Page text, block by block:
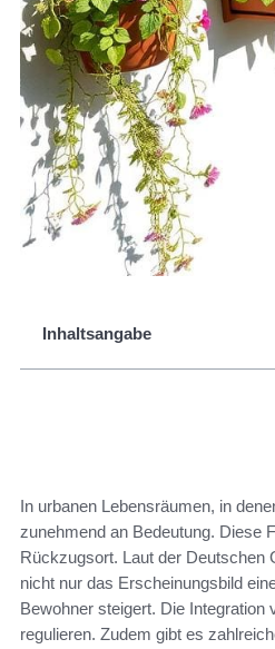
Inhaltsangabe
In urbanen Lebensräumen, in
zunehmend an Bedeutung. Diese
Rückzugsort. Laut der Deutschen
nicht nur das Erscheinungsbild
Bewohner steigert. Die
regulieren. Zudem gibt es